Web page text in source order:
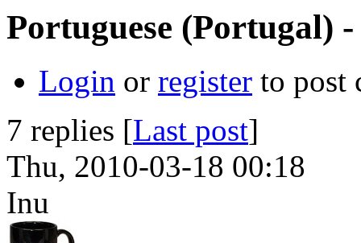
Portuguese (Portugal)
Login or register to post
7 replies [Last post]
Thu, 2010-03-18 00:18
Inu